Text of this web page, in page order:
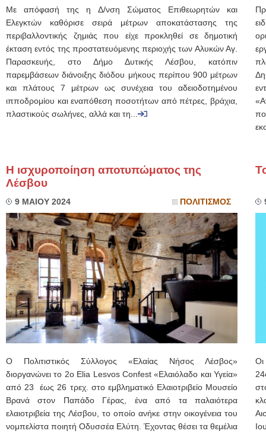
Με απόφασή της η Δ/νση Σώματος Επιθεωρητών και
Ελεγκτών καθόρισε σειρά μέτρων αποκατάστασης της
περιβαλλοντικής ζημιάς που είχε προκληθεί σε δημοτική
έκταση εντός της προστατευόμενης περιοχής των Αλυκών Αγ.
Παρασκευής, στο Δήμο Δυτικής Λέσβου, κατόπιν
παρεμβάσεων διάνοιξης διόδου μήκους περίπου 900 μέτρων
και πλάτους 7 μέτρων ως συνέχεια του αδειοδοτημένου
ιπποδρομίου και εναπόθεση ποσοτήτων από πέτρες, βράχια,
πλαστικούς σωλήνες, αλλά και τη...
Η ισχυροποίηση αποτυπώματος της
Λέσβου
9 ΜΑΙΟΥ 2024 ΠΟΛΙΤΙΣΜΟΣ
Ο Πολιτιστικός Σύλλογος «Ελαίας Νήσος Λέσβος»
διοργανώνει το 2ο Elia Lesvos Confest «Ελαιόλαδο και Υγεία»
από 23 έως 26 τρεχ. στο εμβληματικό Ελαιοτριβείο Μουσείο
Βρανά στον Παπάδο Γέρας, ένα από τα παλαιότερα
ελαιοτριβεία της Λέσβου, το οποίο ανήκε στην οικογένεια του
νομπελίστα ποιητή Οδυσσέα Ελύτη. Έχοντας θέσει τα θεμέλια
Οι